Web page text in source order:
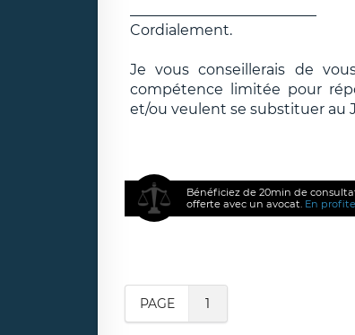
Cordialement.
Je vous conseillerais de
compétence limitée pour
et/ou veulent se substituer au
Bénéficiez de 20min de
offerte avec un avocat. En
PAGE 1